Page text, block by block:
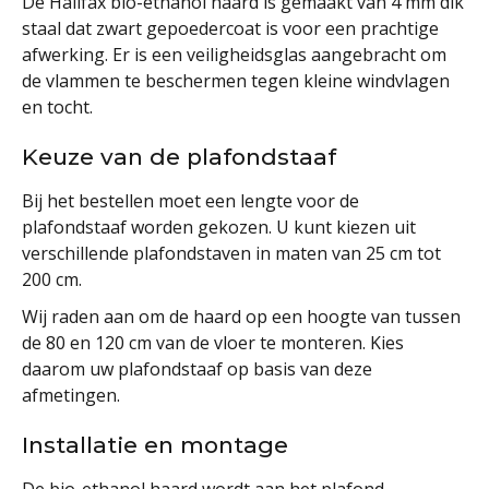
staal dat zwart gepoedercoat is voor een prachtige
afwerking. Er is een veiligheidsglas aangebracht om
de vlammen te beschermen tegen kleine windvlagen
en tocht.
Keuze van de plafondstaaf
Bij het bestellen moet een lengte voor de
plafondstaaf worden gekozen. U kunt kiezen uit
verschillende plafondstaven in maten van 25 cm tot
200 cm.
Wij raden aan om de haard op een hoogte van tussen
de 80 en 120 cm van de vloer te monteren. Kies
daarom uw plafondstaaf op basis van deze
afmetingen.
Installatie en montage